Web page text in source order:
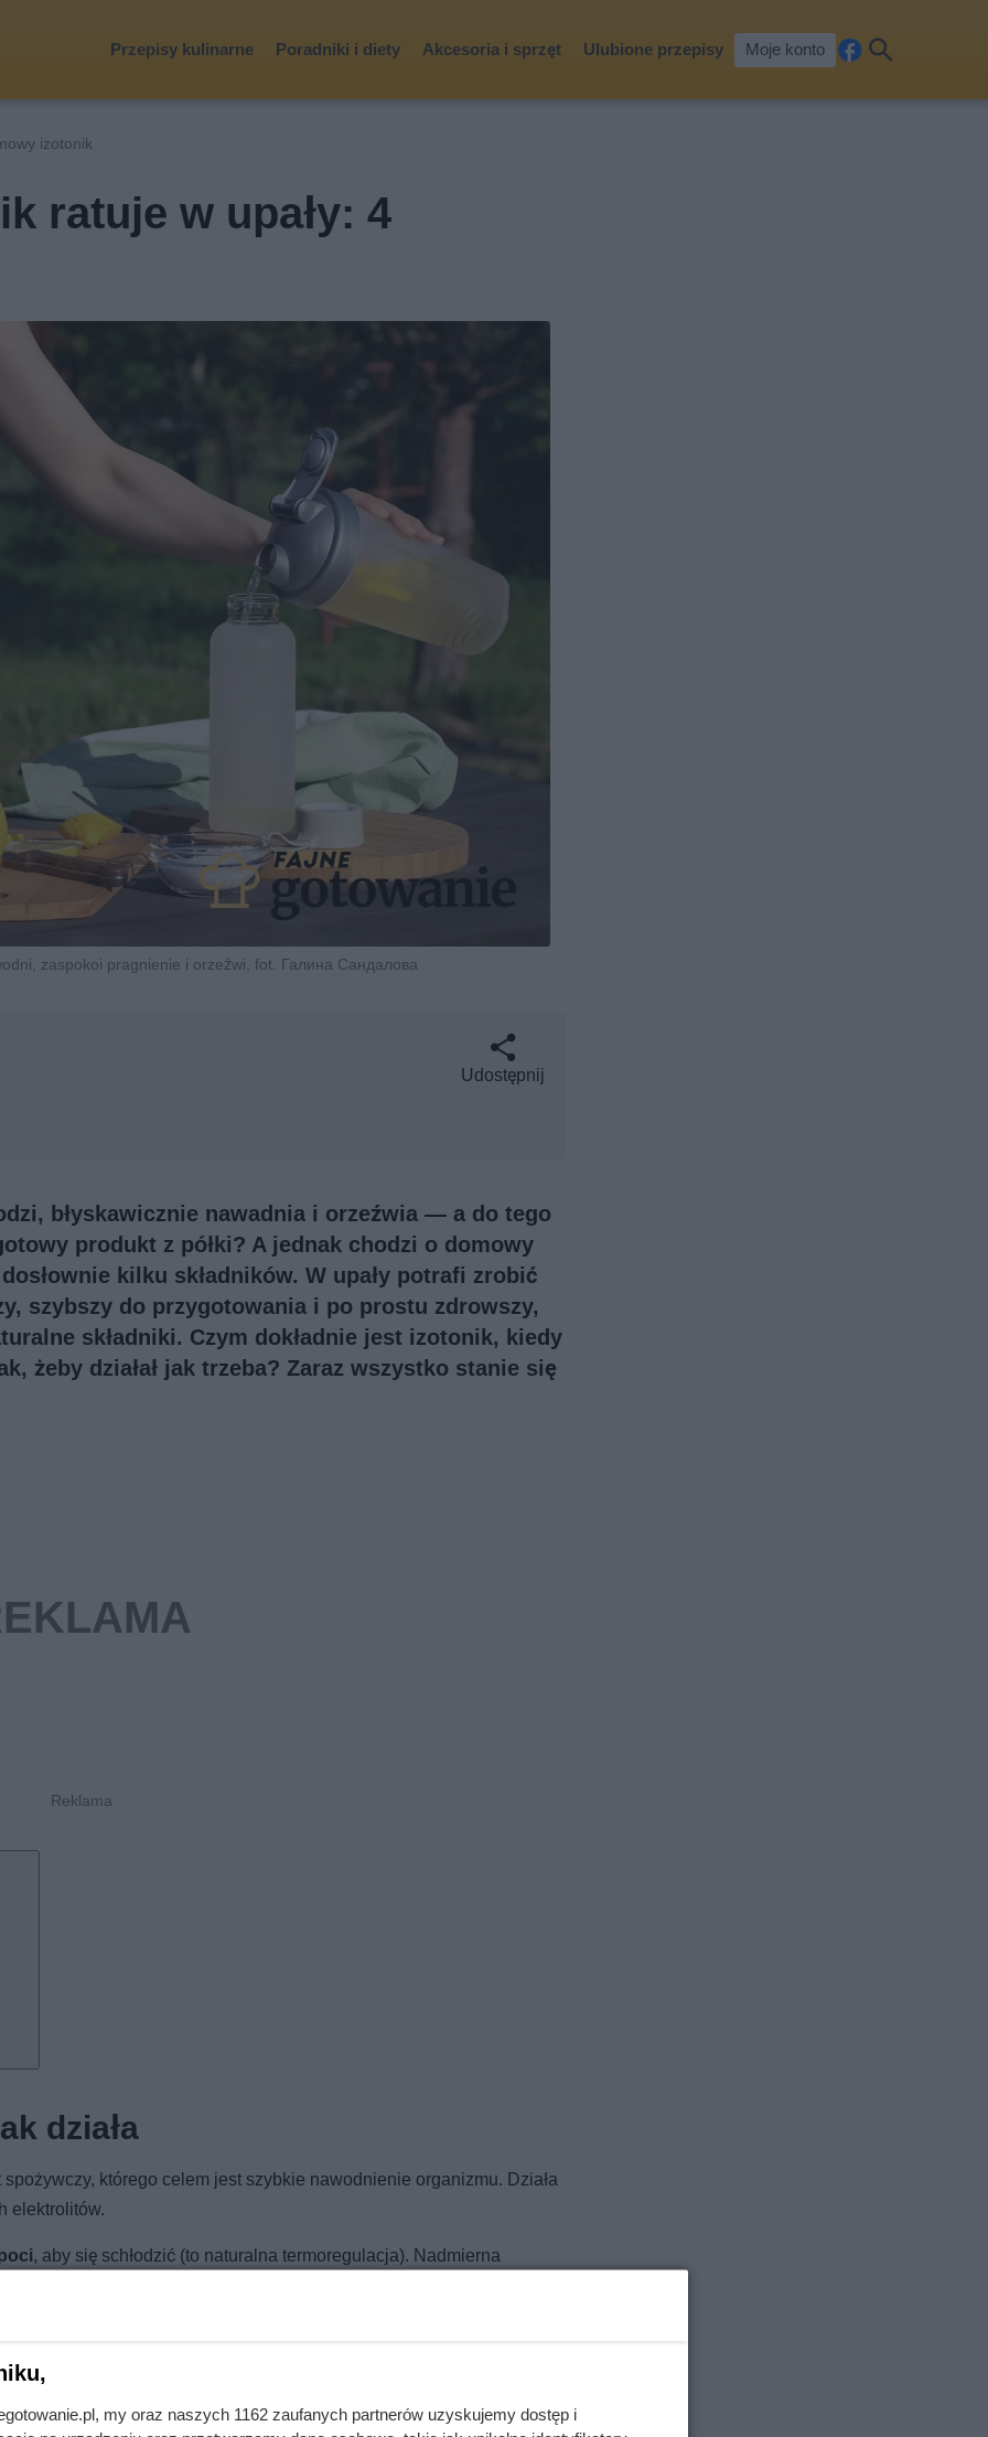
Przepisy kulinarne Poradniki i diety Akcesoria i sprzęt Ulubione przepisy Moje konto
cebkaj
izotonik
ratuje w upały: 4
zaspokoi pragnienie i orzeźwi, fot. Галина Сандалова
Udostępnij
błyskawicznie nawadnia i orzeźwia — a do tego
produkt z półki? A jednak chodzi o domowy
kilku składników. W upały potrafi zrobić
szybszy do przygotowania i po prostu zdrowszy,
składniki. Czym dokładnie jest izotonik, kiedy
żeby działał jak trzeba? Zaraz wszystko stanie się
działa
spożywczy, którego celem jest szybkie nawodnienie organizmu. Działa
elektrolitów.
, aby się schłodzić (to naturalna termoregulacja). Nadmierna
ale również – niestety – po
my oraz naszych 1162 zaufanych partnerów uzyskujemy dostęp i